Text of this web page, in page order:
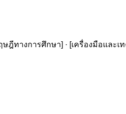
ษฎีทางการศึกษา] · [เครื่องมือและเ